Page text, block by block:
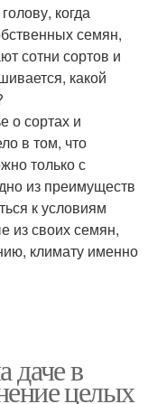
когда
семян,
сотни сортов и
какой
о сортах и
в том, что
только с
из преимуществ
к условиям
из своих семян,
климату именно
даче в
целых